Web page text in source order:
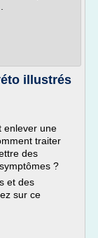
illustrés
enlever une
traiter
des
?
et des
sur ce